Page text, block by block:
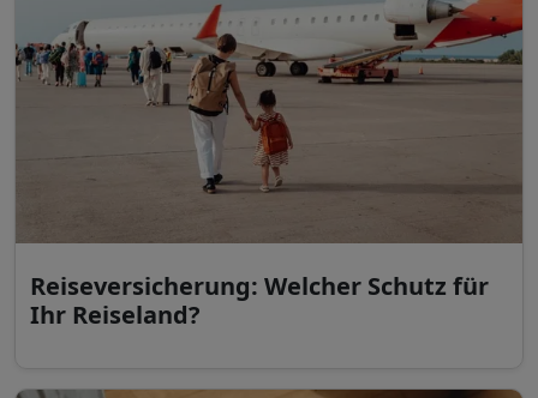
Reiseversicherung: Welcher Schutz für
Ihr Reiseland?